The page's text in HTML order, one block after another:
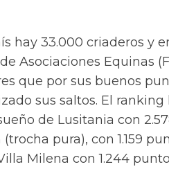
hay 33.000 criaderos y
Asociaciones Equinas
que por sus buenos
sus saltos. El ranking
de Lusitania con
pura), con 1.159
Milena con 1.244